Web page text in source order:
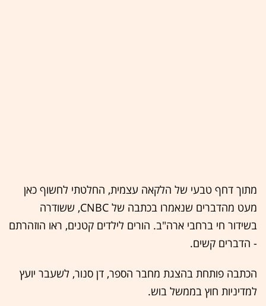
מתוך דחף טבעי של הלקאה עצמית, החלטתי לחשוף כאן
מעט מהדברים שנאמרו בכתבה של CNBC, ששודרה
בשידור חי ברחבי ארה"ב. הורים לילדים קטנים, ראו הוזהרתם
- הדברים קשים.
הכתבה פותחת בהצגת מחבר הספר, דן סנור, לשעבר יועץ
למדיניות חוץ בממשל בוש.